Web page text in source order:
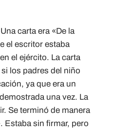
carta era «De la
el escritor estaba
el ejército. La carta
los padres del niño
ya que era un
una vez. La
Se terminó de manera
Estaba sin firmar, pero